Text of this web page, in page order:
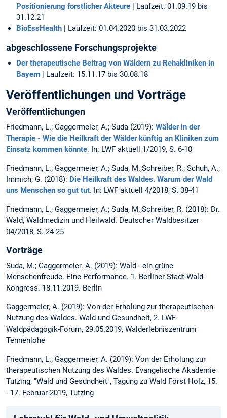
Positionierung forstlicher Akteure | Laufzeit: 01.09.19 bis
31.12.21
BioEssHealth | Laufzeit: 01.04.2020 bis 31.03.2022
abgeschlossene Forschungsprojekte
Der therapeutische Beitrag von Wäldern zu Rehakliniken in
Bayern | Laufzeit: 15.11.17 bis 30.08.18
Veröffentlichungen und Vorträge
Veröffentlichungen
Friedmann, L.; Gaggermeier, A.; Suda (2019): Wälder in der
Therapie - Wie die Heilkraft der Wälder künftig an Kliniken zum
Einsatz kommen könnte. In: LWF aktuell 1/2019, S. 6-10
Friedmann, L.; Gaggermeier, A.; Suda, M.;Schreiber, R.; Schuh, A.;
Immich; G. (2018): Die Heilkraft des Waldes. Warum der Wald
uns Menschen so gut tut. In: LWF aktuell 4/2018, S. 38-41
Friedmann, L.; Gaggermeier, A.; Suda, M.;Schreiber, R. (2018): Dr.
Wald, Waldmedizin und Heilwald. Deutscher Waldbesitzer
04/2018, S. 24-25
Vorträge
Suda, M.; Gaggermeier. A. (2019): Wald - ein grüne
Menschenfreude. Eine Performance. 1. Berliner Stadt-Wald-
Kongress. 18.11.2019. Berlin
Gaggermeier, A. (2019): Von der Erholung zur therapeutischen
Nutzung des Waldes. Wald und Gesundheit, 2. LWF-
Waldpädagogik-Forum, 29.05.2019, Walderlebniszentrum
Tennenlohe
Friedmann, L.; Gaggermeier, A. (2019): Von der Erholung zur
therapeutischen Nutzung des Waldes. Evangelische Akademie
Tutzing, "Wald und Gesundheit", Tagung zu Wald Forst Holz, 15.
- 17. Februar 2019, Tutzing